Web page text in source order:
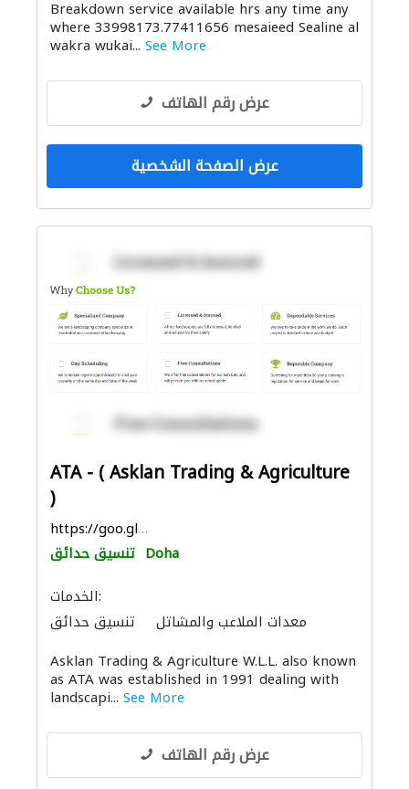
معدات الملاعب والمشاتل
Breakdown service available hrs any time any
where 33998173.77411656 mesaieed Sealine al
wakra wukai... See More
عرض رقم الهاتف
عرض الصفحة الشخصية
ATA - ( Asklan Trading & Agriculture
)
https://goo.gl/maps/Q8JCoymfETTAR1VdA
تنسيق حدائق Doha
الخدمات:
تنسيق حدائق
معدات الملاعب والمشاتل
Asklan Trading & Agriculture W.L.L. also known
as ATA was established in 1991 dealing with
landscapi... See More
عرض رقم الهاتف